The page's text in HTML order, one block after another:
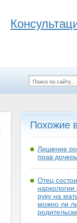
Похожие
Лишение
прав
Отец
руку на
можно ли